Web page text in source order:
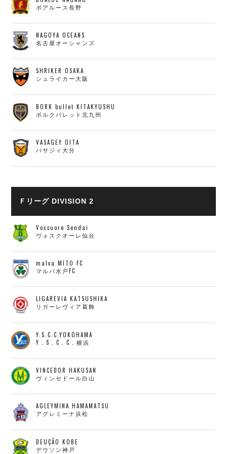
ボアルース長野
NAGOYA OCEANS
名古屋オーシャンズ
SHRIKER OSAKA
シュライカー大阪
BORK bullet KITAKYUSHU
ボルクバレット北九州
VASAGEY OITA
バサジィ大分
Ｆリーグ DIVISION 2
Voscuore Sendai
ヴォスクオーレ仙台
malva MITO FC
マルバ水戸FC
LIGAREVIA KATSUSHIKA
リガーレヴィア葛飾
Y.S.C.C.YOKOHAMA
Y．S．C．C．横浜
VINCEDOR HAKUSAN
ヴィンセドール白山
AGLEYMINA HAMAMATSU
アグレミーナ浜松
DEUÇÃO KOBE
デウソン神戸